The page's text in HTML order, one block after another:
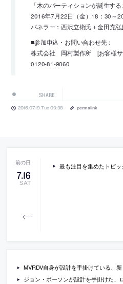
「木のパーティションが誕生する
2016年7月22日（金）18：30～
パネラー：西沢立衛氏 + 金田充
■参加申込・お問い合わせ先：
株式会社 岡村製作所 [お客様
0120-81-9060
SHARE
2016.07.19 Tue 09:38 permalink
7.16
SAT
最も注目を集めたトピ
MVRDV自身が設計を手掛けている、新しい自社オフイ
ジョン・ポーソンが設計を手掛けた、ロンドンの、デザインミュ